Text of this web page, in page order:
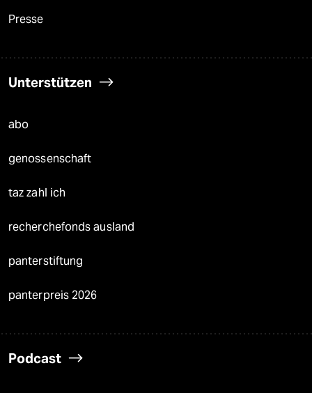
Presse
Unterstützen
abo
genossenschaft
taz zahl ich
recherchefonds ausland
panterstiftung
panterpreis 2026
Podcast